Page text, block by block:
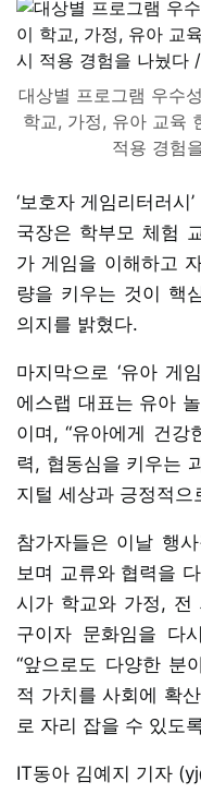
대상별 프로그램 우수
학교, 가정, 유아 교육
적용 경험
‘보호자 게임리터러시
국장은 학부모 체험
가 게임을 이해하고
량을 키우는 것이 핵
의지를 밝혔다.
마지막으로 ‘유아 게
에스랩 대표는 유아
이며, “유아에게 건
력, 협동심을 키우는
지털 세상과 긍정적으
참가자들은 이날 행
보며 교류와 협력을
시가 학교와 가정, 전
구이자 문화임을 다
“앞으로도 다양한 분
적 가치를 사회에 확
로 자리 잡을 수 있도
IT동아 김예지 기자